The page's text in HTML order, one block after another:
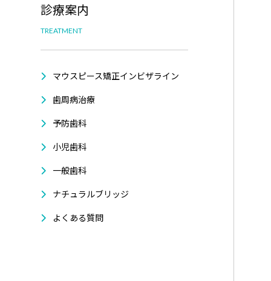
診療案内
TREATMENT
マウスピース矯正インビザライン
歯周病治療
予防歯科
小児歯科
一般歯科
ナチュラルブリッジ
よくある質問